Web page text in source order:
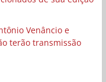
Venâncio e
terão transmissão